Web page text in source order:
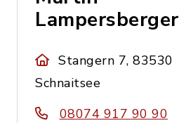
Lampersberger
Stangern 7, 83530
Schnaitsee
08074 917 90 90